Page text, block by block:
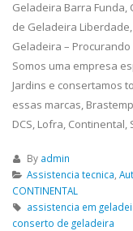
Geladeira Barra Funda,
de Geladeira
Geladeira – Procurando
Somos uma empresa
Jardins e consertamos
essas marcas,
DCS, Lofra, Continental,
By admin
Assistencia tecnica,
CONTINENTAL
assistencia em
conserto de geladeira